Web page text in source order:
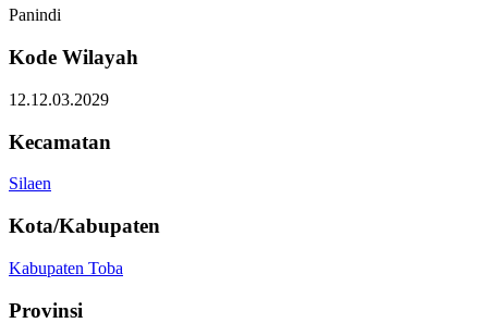
Panindi
Kode Wilayah
12.12.03.2029
Kecamatan
Silaen
Kota/Kabupaten
Kabupaten Toba
Provinsi